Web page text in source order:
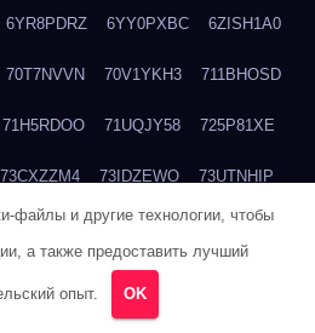
6YR8PDRZ 6YY0PXBC 6ZISH1A0
70T7NVVN 70V1YKH3 711BHOSD
71H5RDOO 71UQJY58 725P81XE
73CXZZM4 73IDZEWO 73UTNHIP
745ACL1O 74DPJX4S 74DVDXRM
76BJGQ4F
файлы и другие технологии, чтобы
а также предоставить лучший
опыт. OK